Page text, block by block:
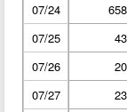
07/24
658
07/25
43
07/26
20
07/27
23